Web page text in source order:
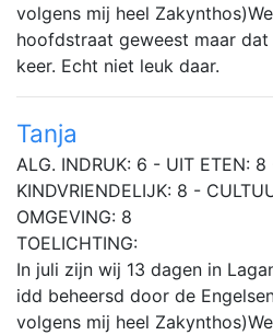
volgens mij heel
hoofdstraat geweest maar
keer. Echt niet leuk daar.
Tanja
ALG. INDRUK: 6 - UIT ETEN:
KINDVRIENDELIJK: 8 -
OMGEVING: 8
TOELICHTING:
In juli zijn wij 13 dagen in
idd beheersd door de
volgens mij heel